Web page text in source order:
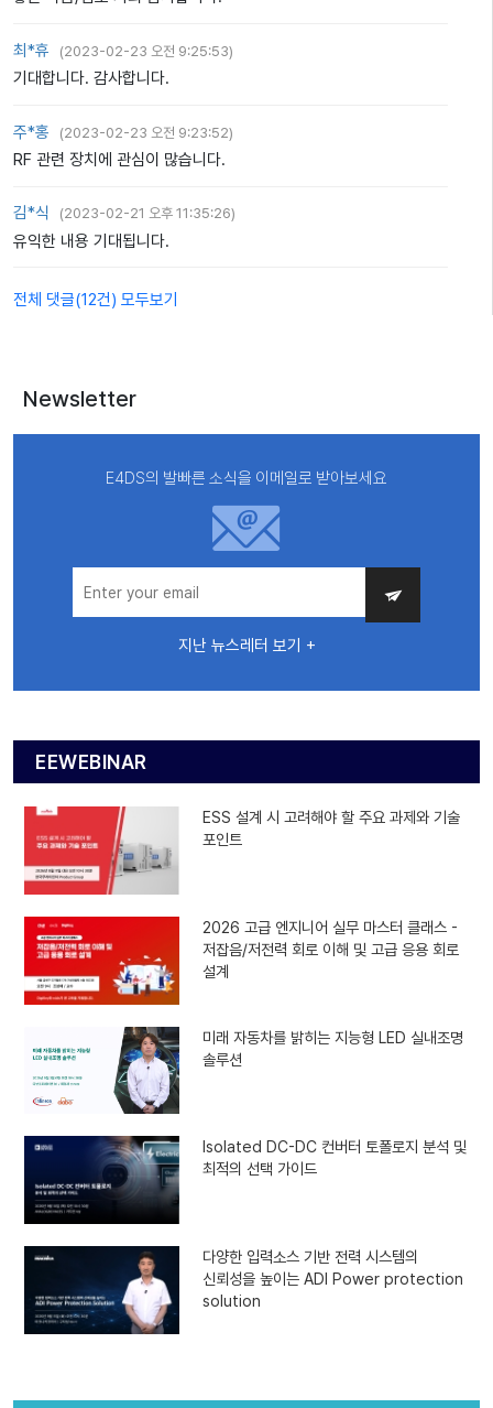
최*휴 (2023-02-23 오전 9:25:53)
기대합니다. 감사합니다.
주*홍 (2023-02-23 오전 9:23:52)
RF 관련 장치에 관심이 많습니다.
김*식 (2023-02-21 오후 11:35:26)
유익한 내용 기대됩니다.
전체 댓글(12건) 모두보기
Newsletter
E4DS의 발빠른 소식을 이메일로 받아보세요
지난 뉴스레터 보기 +
EEWEBINAR
ESS 설계 시 고려해야 할 주요 과제와 기술
포인트
2026 고급 엔지니어 실무 마스터 클래스 -
저잡음/저전력 회로 이해 및 고급 응용 회로
설계
미래 자동차를 밝히는 지능형 LED 실내조명
솔루션
Isolated DC-DC 컨버터 토폴로지 분석 및
최적의 선택 가이드
다양한 입력소스 기반 전력 시스템의
신뢰성을 높이는 ADI Power protection
solution